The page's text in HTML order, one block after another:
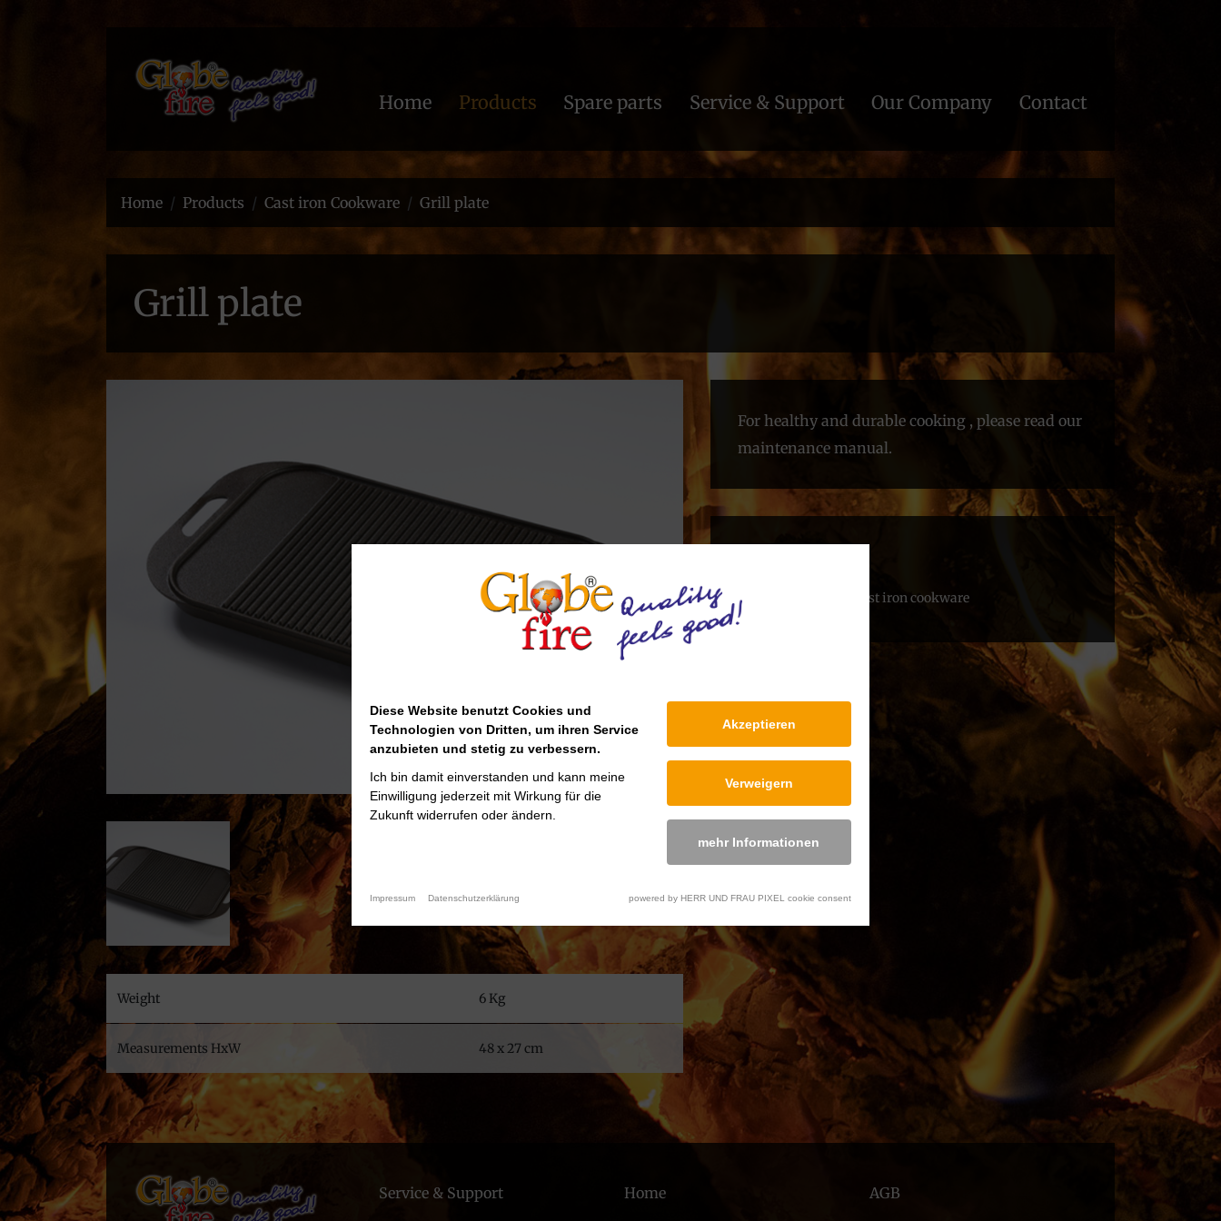
Home Products Spare parts Service & Support Our Company Contact
Home Products Cast iron Cookware Grill plate
Grill plate
For healthy and durable cooking , please read our
maintenance manual.
Maintenance of cast iron cookware
Weight 6 Kg
Measurements HxW 48 x 27 cm
Service & Support
Home
AGB
Diese Website benutzt Cookies und
Technologien von Dritten, um ihren Service
anzubieten und stetig zu verbessern.
Ich bin damit einverstanden und kann meine
Einwilligung jederzeit mit Wirkung für die
Zukunft widerrufen oder ändern.
Akzeptieren
Verweigern
mehr Informationen
Impressum Datenschutzerklärung powered by HERR UND FRAU PIXEL cookie consent